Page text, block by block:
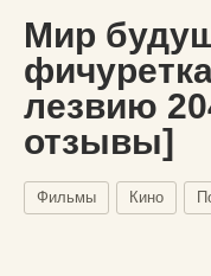
Мир
лезвию
отзывы]
Фильмы Кино